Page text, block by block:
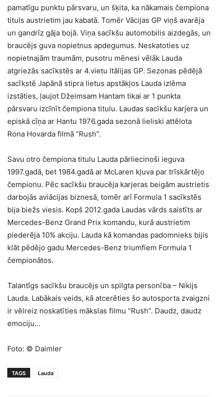
pamatīgu punktu pārsvaru, un šķita, ka nākamais čempiona
tituls austrietim jau kabatā. Tomēr Vācijas GP viņš avarēja
un gandrīz gāja bojā. Viņa sacīkšu automobilis aizdegās, un
braucējs guva nopietnus apdegumus. Neskatoties uz
nopietnajām traumām, pusotru mēnesi vēlāk Lauda
atgriezās sacīkstēs ar 4.vietu Itālijas GP. Sezonas pēdējā
sacīkstē Japānā stipra lietus apstākļos Lauda izlēma
izstāties, ļaujot Džeimsam Hantam tikai ar 1 punkta
pārsvaru izcīnīt čempiona titulu. Laudas sacīkšu karjera un
episkā cīņa ar Hantu 1976.gada sezonā lieliski attēlota
Rona Hovarda filmā “Rush”.
Savu otro čempiona titulu Lauda pārliecinoši ieguva
1997.gadā, bet 1984.gadā ar McLaren kļuva par trīskārtējo
čempionu. Pēc sacīkšu braucēja karjeras beigām austrietis
darbojās aviācijas biznesā, tomēr arī Formula 1 sacīkstēs
bija biežs viesis. Kopš 2012.gada Laudas vārds saistīts ar
Mercedes-Benz Grand Prix komandu, kurā austrietim
piederēja 10% akciju. Lauda kā komandas padomnieks bijis
klāt pēdējo gadu Mercedes-Benz triumfiem Formula 1
čempionātos.
Talantīgs sacīkšu braucējs un spilgta personība – Nikijs
Lauda. Labākais veids, kā atcerēties šo autosporta zvaigzni
ir vēlreiz noskatīties mākslas filmu “Rush”. Daudz, daudz
emociju…
Foto: © Daimler
TAGS Lauda